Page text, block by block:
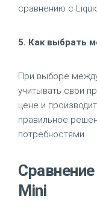
сравнению с
5. Как выбрать
При выборе
учитывать свои
цене и
правильное
потребностями.
Mini